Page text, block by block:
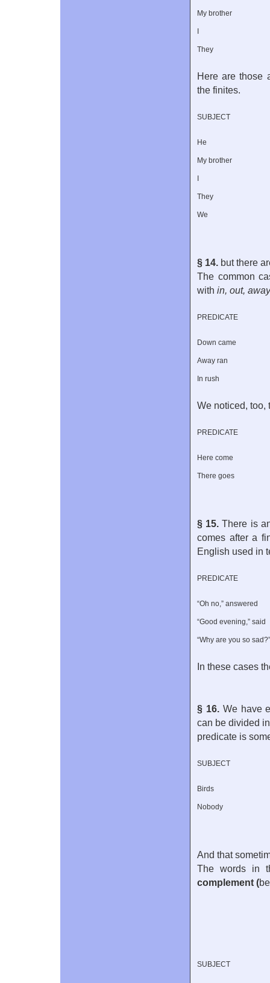
My brother
They
Here are those
the finites.
SUBJECT
He
My brother
They
We
§ 14. but there
The common
with in, out,
PREDICATE
Down came
Away ran
In rush
We noticed, too,
PREDICATE
Here come
There goes
§ 15. There is
comes after a
English used in
PREDICATE
“Oh no,” answered
“Good evening,” said
“Why are you so
In these cases
§ 16. We have
can be divided
predicate is
SUBJECT
Birds
Nobody
And that
The words in
complement (
SUBJECT